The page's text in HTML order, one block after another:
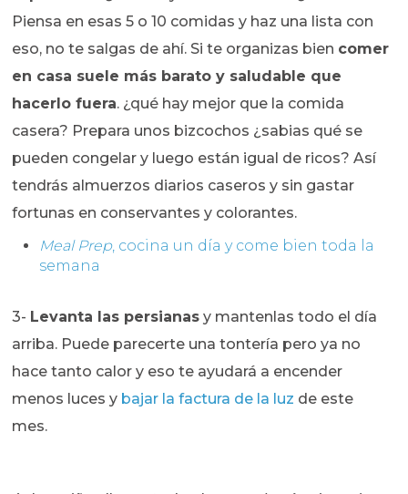
Piensa en esas 5 o 10 comidas y haz una lista con
eso, no te salgas de ahí. Si te organizas bien comer
en casa suele más barato y saludable que
hacerlo fuera. ¿qué hay mejor que la comida
casera? Prepara unos bizcochos ¿sabias qué se
pueden congelar y luego están igual de ricos? Así
tendrás almuerzos diarios caseros y sin gastar
fortunas en conservantes y colorantes.
Meal Prep, cocina un día y come bien toda la
semana
3- Levanta las persianas y mantenlas todo el día
arriba. Puede parecerte una tontería pero ya no
hace tanto calor y eso te ayudará a encender
menos luces y bajar la factura de la luz de este
mes.